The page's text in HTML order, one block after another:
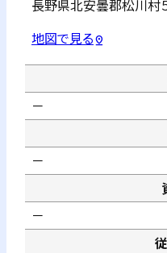
長野県北安曇郡松川村５
地図で見るpin_drop
－
－
－